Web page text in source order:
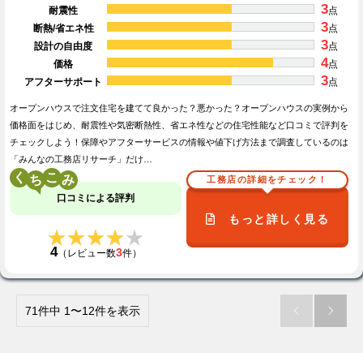
耐震性 3点
断熱/省エネ性
3点
設計の自由度
3点
価格
4点
アフターサポート
3点
オープンハウスで注文住宅を建てて良かった？悪かった？オープンハウスの実例から
価格面をはじめ、耐震性や気密断熱性、省エネ性などの住宅性能など口コミで評判を
チェックしよう！保障やアフターサービスの情報や値下げ方法まで調査しているのは
「みんなの工務店リサーチ」だけ…
く こ
口コミによる評判
★★★★★
★★★★★
4（レビュー数3件）
工務店の詳細をチェック！
もっと詳しく見る
71件中 1〜12件を表示  